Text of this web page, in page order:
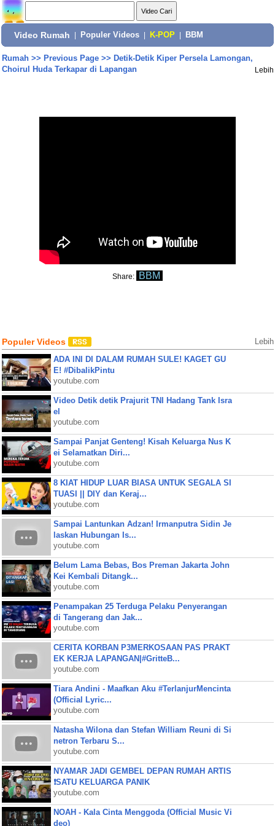
Video Rumah Populer Videos K-POP BBM
Rumah>> Previous Page>> Detik-Detik Kiper Persela Lamongan,
Choirul Huda Terkapar di Lapangan
Lebih
Share: BBM
Populer Videos Lebih
ADA INI DI DALAM RUMAH SULE! KAGET GU
E! #DibalikPintu
youtube.com
Video Detik detik Prajurit TNI Hadang Tank Isra
el
youtube.com
Sampai Panjat Genteng! Kisah Keluarga Nus K
ei Selamatkan Diri...
youtube.com
8 KIAT HIDUP LUAR BIASA UNTUK SEGALA SI
TUASI || DIY dan Keraj...
youtube.com
Sampai Lantunkan Adzan! Irmanputra Sidin Je
laskan Hubungan Is...
youtube.com
Belum Lama Bebas, Bos Preman Jakarta John
Kei Kembali Ditangk...
youtube.com
Penampakan 25 Terduga Pelaku Penyerangan
di Tangerang dan Jak...
youtube.com
CERITA KORBAN P3MERKOSAAN PAS PRAKT
EK KERJA LAPANGAN|#GritteB...
youtube.com
Tiara Andini - Maafkan Aku #TerlanjurMencinta
(Official Lyric...
youtube.com
Natasha Wilona dan Stefan William Reuni di Si
netron Terbaru S...
youtube.com
NYAMAR JADI GEMBEL DEPAN RUMAH ARTIS
❗SATU KELUARGA PANIK
youtube.com
NOAH - Kala Cinta Menggoda (Official Music Vi
deo)